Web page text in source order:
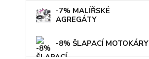
-7% MALÍŘSKÉ
AGREGÁTY
-8% ŠLAPACÍ MOTOKÁRY